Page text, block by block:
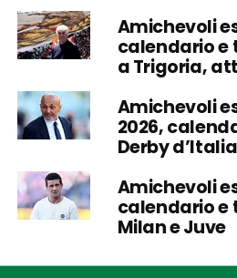
Amichevoli
calendario e
a Trigoria,
Amichevoli
2026,
Derby
Amichevoli
calendario e
Milan e Juve